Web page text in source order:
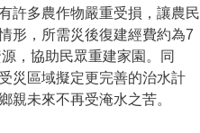
許多農作物嚴重受損，讓農民
形，所需災後復建經費約為7
，協助民眾重建家園。同
災區域擬定更完善的治水計
親未來不再受淹水之苦。